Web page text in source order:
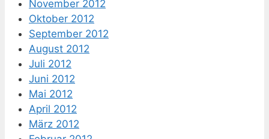
November 2012
Oktober 2012
September 2012
August 2012
Juli 2012
Juni 2012
Mai 2012
April 2012
März 2012